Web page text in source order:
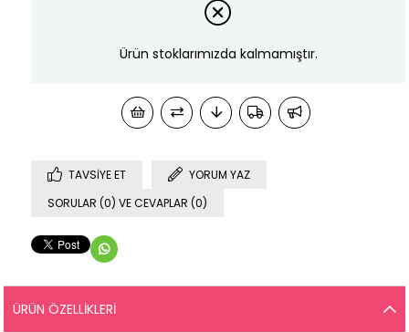
Ürün stoklarımızda kalmamıştır.
TAVSIYE ET
YORUM YAZ
SORULAR (0) VE CEVAPLAR (0)
ÜRÜN ÖZELLIKLERI